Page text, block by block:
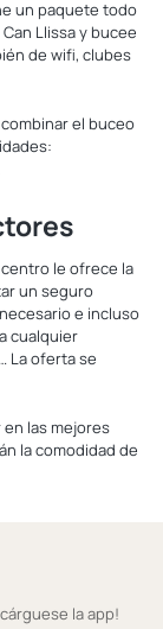
un paquete todo
Llissa y bucee
de wifi, clubes
el buceo
le ofrece la
un seguro
e incluso
cualquier
La oferta se
las mejores
la comodidad de
la app!